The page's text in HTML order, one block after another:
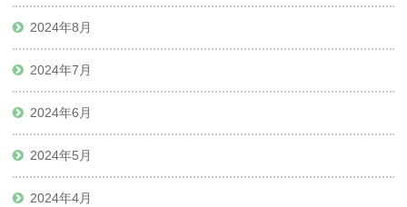
2024年8月
2024年7月
2024年6月
2024年5月
2024年4月